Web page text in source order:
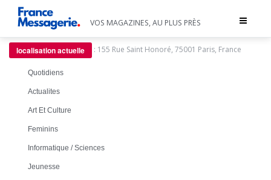
Toggle
VOS MAGAZINES, AU PLUS PRÈS
localisation actuelle : 155 Rue Saint Honoré, 75001 Paris, France
Quotidiens
Actualites
Art Et Culture
Feminins
Informatique / Sciences
Jeunesse